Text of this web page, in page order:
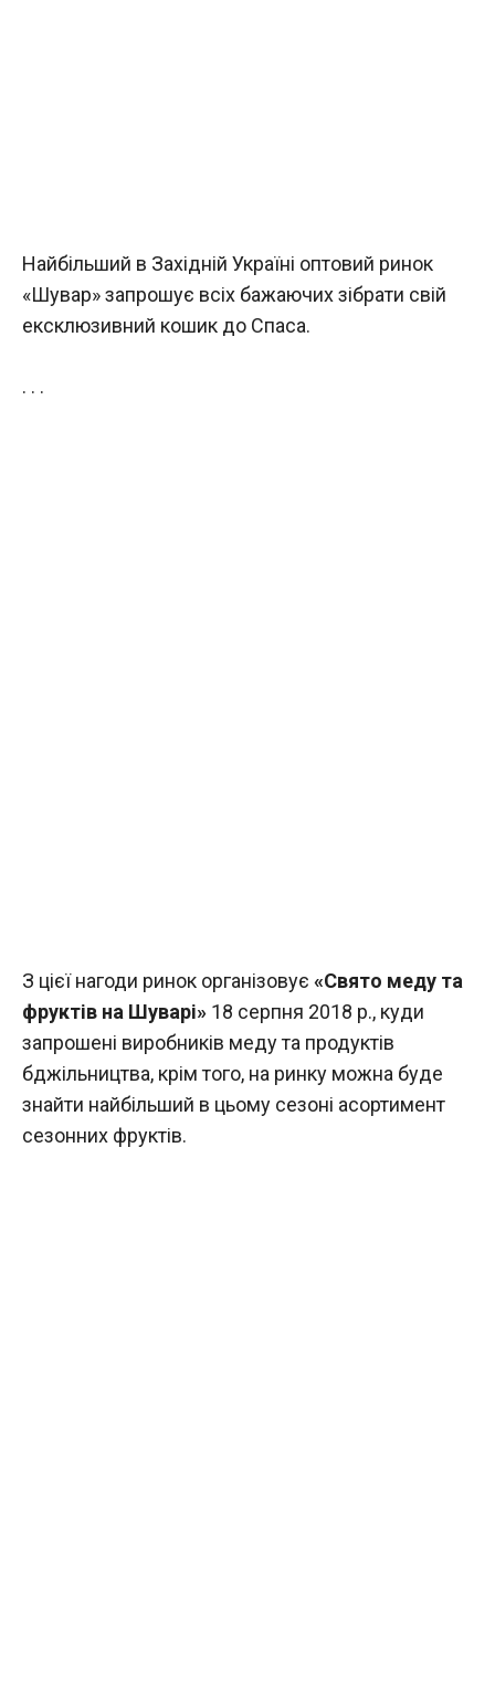
Найбільший в Західній Україні оптовий ринок
«Шувар» запрошує всіх бажаючих зібрати свій
ексклюзивний кошик до Спаса.
. . .
З цієї нагоди ринок організовує «Свято меду та
фруктів на Шуварі» 18 серпня 2018 р., куди
запрошені виробників меду та продуктів
бджільництва, крім того, на ринку можна буде
знайти найбільший в цьому сезоні асортимент
сезонних фруктів.